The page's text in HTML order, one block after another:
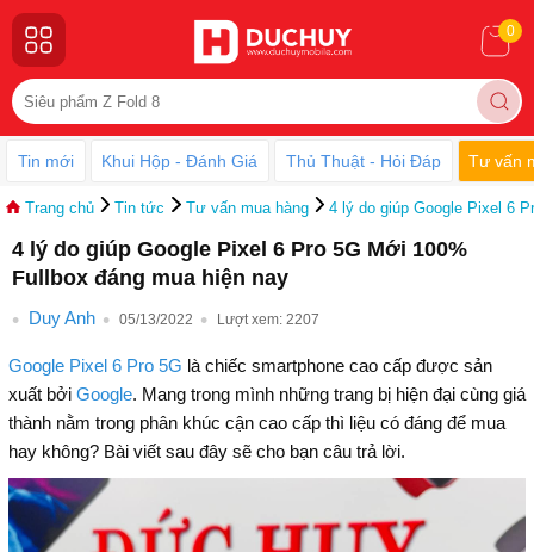
0
Tin mới Khui Hộp - Đánh Giá Thủ Thuật - Hỏi Đáp Tư vấn
Trang chủ Tin tức Tư vấn mua hàng 4 lý do giúp Google Pixel 6
4 lý do giúp Google Pixel 6 Pro 5G Mới 100%
Fullbox đáng mua hiện nay
Duy Anh 05/13/2022 Lượt xem: 2207
Google Pixel 6 Pro 5G là chiếc smartphone cao cấp được sản
xuất bởi Google. Mang trong mình những trang bị hiện đại cùng giá
thành nằm trong phân khúc cận cao cấp thì liệu có đáng để mua
hay không? Bài viết sau đây sẽ cho bạn câu trả lời.